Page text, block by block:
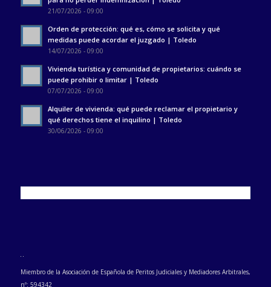
21/07/2026 - 09:00
Orden de protección: qué es, cómo se solicita y qué
medidas puede acordar el juzgado | Toledo
14/07/2026 - 09:00
Vivienda turística y comunidad de propietarios: cuándo se
puede prohibir o limitar | Toledo
07/07/2026 - 09:00
Alquiler de vivienda: qué puede reclamar el propietario y
qué derechos tiene el inquilino | Toledo
30/06/2026 - 09:00
Miembro de la Asociación de Española de Peritos Judiciales y Mediadores Arbitrales,
nº: 594342